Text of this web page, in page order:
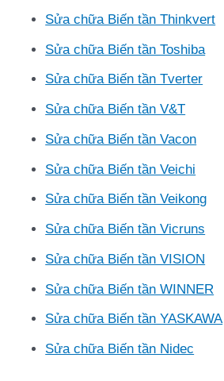
Sửa chữa Biến tần Thinkvert
Sửa chữa Biến tần Toshiba
Sửa chữa Biến tần Tverter
Sửa chữa Biến tần V&T
Sửa chữa Biến tần Vacon
Sửa chữa Biến tần Veichi
Sửa chữa Biến tần Veikong
Sửa chữa Biến tần Vicruns
Sửa chữa Biến tần VISION
Sửa chữa Biến tần WINNER
Sửa chữa Biến tần YASKAWA
Sửa chữa Biến tần Nidec